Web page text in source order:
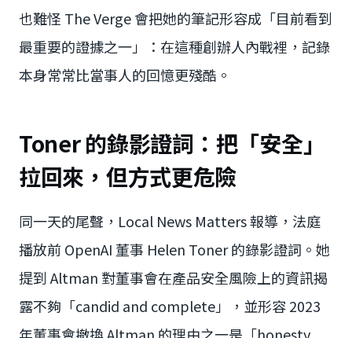
也難怪 The Verge 會把她的筆記形容成「目前看到
最重要的證據之一」：在這種創辦人內戰裡，記錄
本身常常比當事人的回憶更殘酷。
Toner 的錄影證詞：把「安全」
拉回來，但方式更危險
同一天的尾聲，Local News Matters 報導，法庭
播放前 OpenAI 董事 Helen Toner 的錄影證詞。她
提到 Altman 對董事會在產品安全風險上的資訊揭
露不夠「candid and complete」，並形容 2023